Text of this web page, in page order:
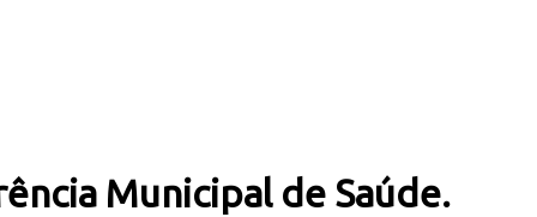
Municipal de Saúde.